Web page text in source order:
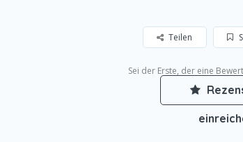
Teilen
Sei der Erste, der eine